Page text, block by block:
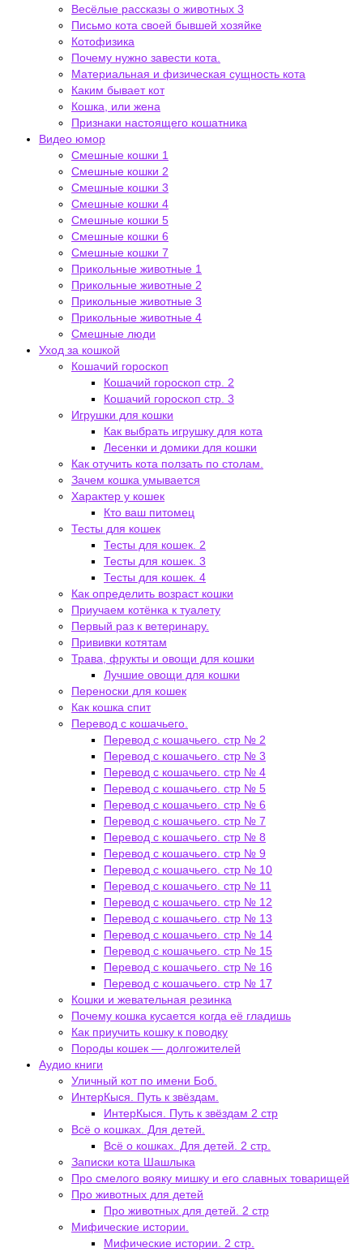
Весёлые рассказы о животных 3
Письмо кота своей бывшей хозяйке
Котофизика
Почему нужно завести кота.
Материальная и физическая сущность кота
Каким бывает кот
Кошка, или жена
Признаки настоящего кошатника
Видео юмор
Смешные кошки 1
Смешные кошки 2
Смешные кошки 3
Смешные кошки 4
Смешные кошки 5
Смешные кошки 6
Смешные кошки 7
Прикольные животные 1
Прикольные животные 2
Прикольные животные 3
Прикольные животные 4
Смешные люди
Уход за кошкой
Кошачий гороскоп
Кошачий гороскоп стр. 2
Кошачий гороскоп стр. 3
Игрушки для кошки
Как выбрать игрушку для кота
Лесенки и домики для кошки
Как отучить кота ползать по столам.
Зачем кошка умывается
Характер у кошек
Кто ваш питомец
Тесты для кошек
Тесты для кошек. 2
Тесты для кошек. 3
Тесты для кошек. 4
Как определить возраст кошки
Приучаем котёнка к туалету
Первый раз к ветеринару.
Прививки котятам
Трава, фрукты и овощи для кошки
Лучшие овощи для кошки
Переноски для кошек
Как кошка спит
Перевод с кошачьего.
Перевод с кошачьего. стр № 2
Перевод с кошачьего. стр № 3
Перевод с кошачьего. стр № 4
Перевод с кошачьего. стр № 5
Перевод с кошачьего. стр № 6
Перевод с кошачьего. стр № 7
Перевод с кошачьего. стр № 8
Перевод с кошачьего. стр № 9
Перевод с кошачьего. стр № 10
Перевод с кошачьего. стр № 11
Перевод с кошачьего. стр № 12
Перевод с кошачьего. стр № 13
Перевод с кошачьего. стр № 14
Перевод с кошачьего. стр № 15
Перевод с кошачьего. стр № 16
Перевод с кошачьего. стр № 17
Кошки и жевательная резинка
Почему кошка кусается когда её гладишь
Как приучить кошку к поводку
Породы кошек — долгожителей
Аудио книги
Уличный кот по имени Боб.
ИнтерКыся. Путь к звёздам.
ИнтерКыся. Путь к звёздам 2 стр
Всё о кошках. Для детей.
Всё о кошках. Для детей. 2 стр.
Записки кота Шашлыка
Про смелого вояку мишку и его славных товарищей
Про животных для детей
Про животных для детей. 2 стр
Мифические истории.
Мифические истории. 2 стр.